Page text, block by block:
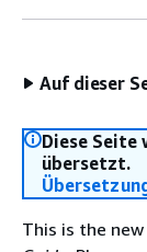
Auf dieser
Diese Seite
übersetzt.
This is the new